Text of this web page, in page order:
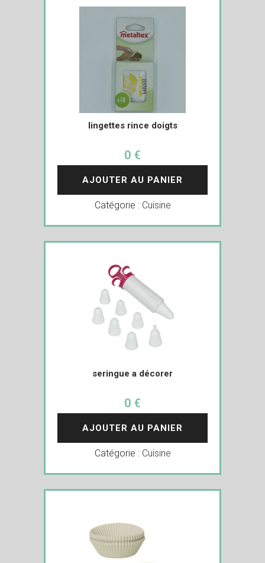
lingettes rince doigts
0 €
AJOUTER AU PANIER
Catégorie : Cuisine
seringue a décorer
0 €
AJOUTER AU PANIER
Catégorie : Cuisine